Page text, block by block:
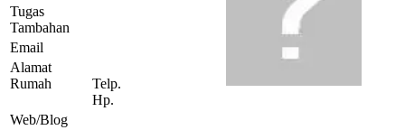
Tugas
Tambahan
Email
Alamat
Rumah
Telp.
Hp.
Web/Blog